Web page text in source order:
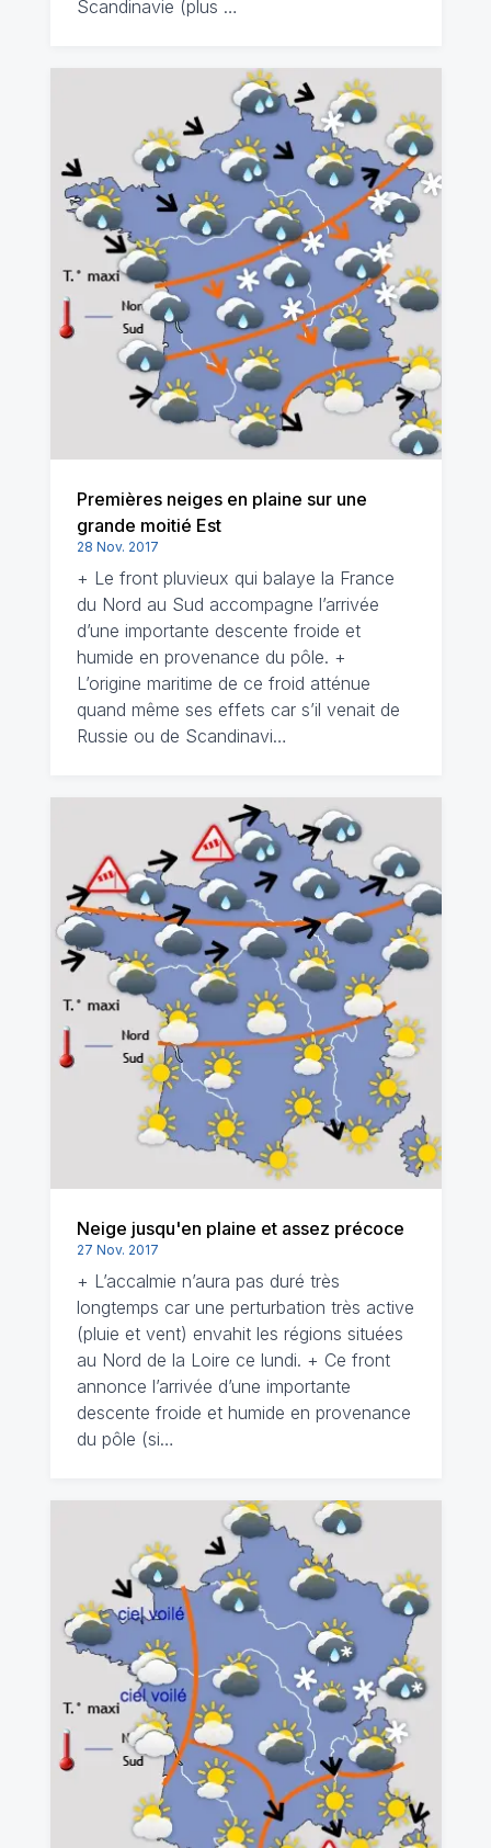
Scandinavie (plus …
Premières neiges en plaine sur une
grande moitié Est
28 Nov. 2017
+ Le front pluvieux qui balaye la France
du Nord au Sud accompagne l’arrivée
d’une importante descente froide et
humide en provenance du pôle. +
L’origine maritime de ce froid atténue
quand même ses effets car s’il venait de
Russie ou de Scandinavi…
Neige jusqu'en plaine et assez précoce
27 Nov. 2017
+ L’accalmie n’aura pas duré très
longtemps car une perturbation très active
(pluie et vent) envahit les régions situées
au Nord de la Loire ce lundi. + Ce front
annonce l’arrivée d’une importante
descente froide et humide en provenance
du pôle (si…